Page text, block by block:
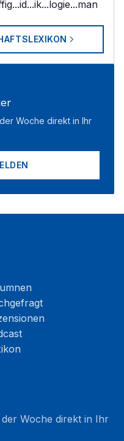
...id...ik...logie...man
Woche direkt in Ihr
Woche direkt in Ihr